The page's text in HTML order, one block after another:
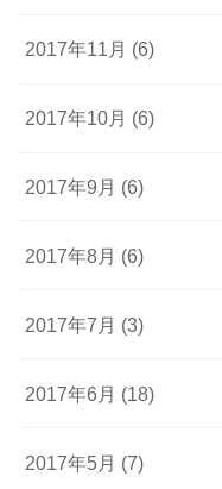
2017年11月 (6)
2017年10月 (6)
2017年9月 (6)
2017年8月 (6)
2017年7月 (3)
2017年6月 (18)
2017年5月 (7)